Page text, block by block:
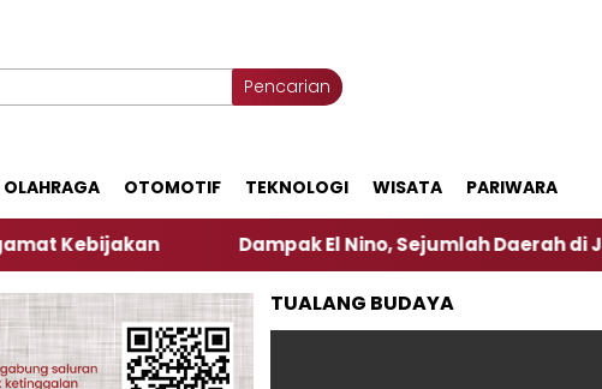
Pencarian
OLAHRAGA OTOMOTIF TEKNOLOGI WISATA PARIWARA
Dampak El Nino, Sejumlah Daerah di Jember Alami
TUALANG BUDAYA